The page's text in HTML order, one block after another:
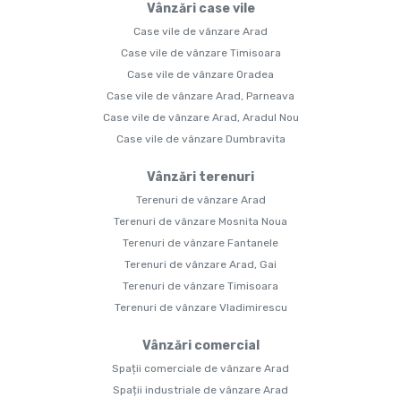
Vânzări case vile
Case vile de vânzare Arad
Case vile de vânzare Timisoara
Case vile de vânzare Oradea
Case vile de vânzare Arad, Parneava
Case vile de vânzare Arad, Aradul Nou
Case vile de vânzare Dumbravita
Vânzări terenuri
Terenuri de vânzare Arad
Terenuri de vânzare Mosnita Noua
Terenuri de vânzare Fantanele
Terenuri de vânzare Arad, Gai
Terenuri de vânzare Timisoara
Terenuri de vânzare Vladimirescu
Vânzări comercial
Spații comerciale de vânzare Arad
Spații industriale de vânzare Arad